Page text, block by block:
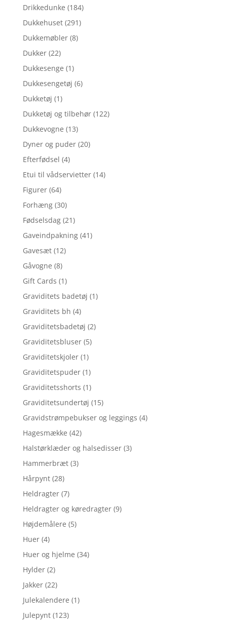
Drikkedunke (184)
Dukkehuset (291)
Dukkemøbler (8)
Dukker (22)
Dukkesenge (1)
Dukkesengetøj (6)
Dukketøj (1)
Dukketøj og tilbehør (122)
Dukkevogne (13)
Dyner og puder (20)
Efterfødsel (4)
Etui til vådservietter (14)
Figurer (64)
Forhæng (30)
Fødselsdag (21)
Gaveindpakning (41)
Gavesæt (12)
Gåvogne (8)
Gift Cards (1)
Graviditets badetøj (1)
Graviditets bh (4)
Graviditetsbadetøj (2)
Graviditetsbluser (5)
Graviditetskjoler (1)
Graviditetspuder (1)
Graviditetsshorts (1)
Graviditetsundertøj (15)
Gravidstrømpebukser og leggings (4)
Hagesmække (42)
Halstørklæder og halsedisser (3)
Hammerbræt (3)
Hårpynt (28)
Heldragter (7)
Heldragter og køredragter (9)
Højdemålere (5)
Huer (4)
Huer og hjelme (34)
Hylder (2)
Jakker (22)
Julekalendere (1)
Julepynt (123)